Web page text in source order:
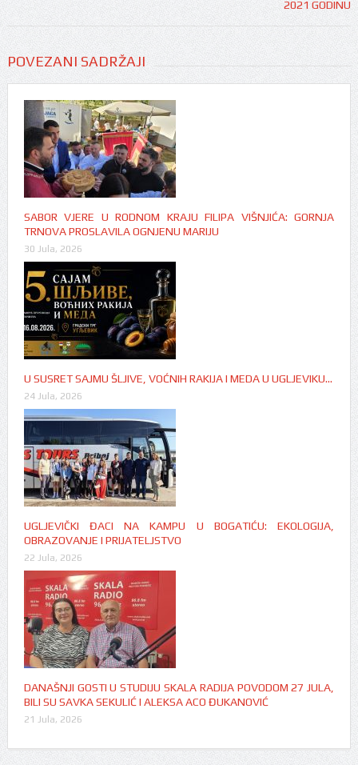
POVEZANI SADRŽAJI
SABOR VJERE U RODNOM KRAJU FILIPA VIŠNJIĆA: GORNJA
TRNOVA PROSLAVILA OGNJENU MARIJU
30 Jula, 2026
U SUSRET SAJMU ŠLJIVE, VOĆNIH RAKIJA I MEDA U UGLJEVIKU…
24 Jula, 2026
UGLJEVIČKI ĐACI NA KAMPU U BOGATIĆU: EKOLOGIJA,
OBRAZOVANJE I PRIJATELJSTVO
22 Jula, 2026
DANAŠNJI GOSTI U STUDIJU SKALA RADIJA POVODOM 27 JULA,
BILI SU SAVKA SEKULIĆ I ALEKSA ACO ĐUKANOVIĆ
21 Jula, 2026